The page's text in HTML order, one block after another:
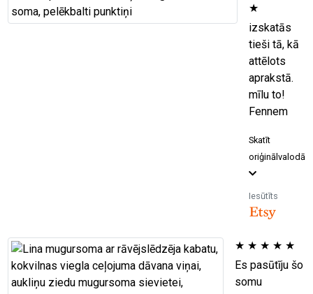
★
izskatās
tieši tā, kā
attēlots
aprakstā.
mīlu to!
Fennem
Skatīt
oriģinālvalodā
Iesūtīts
★ ★ ★ ★ ★
Es pasūtīju šo
somu